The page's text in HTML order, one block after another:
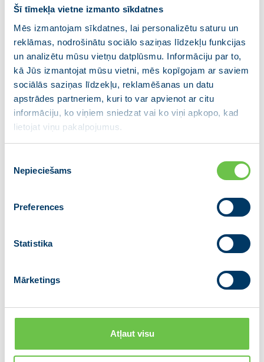
Šī tīmekļa vietne izmanto sīkdatnes
Mēs izmantojam sīkdatnes, lai personalizētu saturu un
reklāmas, nodrošinātu sociālo saziņas līdzekļu funkcijas
un analizētu mūsu vietņu datplūsmu. Informāciju par to,
kā Jūs izmantojat mūsu vietni, mēs kopīgojam ar saviem
sociālās saziņas līdzekļu, reklamēšanas un datu
apstrādes partneriem, kuri to var apvienot ar citu
informāciju, ko viņiem sniedzat vai ko viņi apkopo, kad
lietojat viņu pakalpojumus.
izvēle
Nepieciešams
Preferences
Statistika
Mārketings
Atļaut visu
Ministrija uzsvēra, ka turpinās darbs pie digitalizācijas
un līdz šā gada maijam nosūtījumi kļūs pilnībā
digitalizēti, bet rudenī tiks ieviests princips “viens
nosūtījums – viens pieraksts”. Digitalizācijas procesa
veicināšanai ambulatorajām iestādēm paredzēti
valsts atbalsta maksājumi, ja tās nodrošinās
savlaicīgu pāreju uz vienotiem e‑pakalpojumiem.
Sanāksmē atskatījās arī uz 2025. gadā īstenoto
nav vienreizējs pasākums, bet gan pakāpeniska
sistēmas modernizācija. Pagājušajā gadā vairākās
ārstniecības iestādēm, farmācijas uzņēmumiem un
reģistrācijas process, samazinot nepieciešamību
veikt klātienes pārbaudes situācijās, kur drošība un
atbilstība jau ir pierādīta. Tāpat atvieglotas prasības
zāļu iegādei ārstniecības iestādēm, kā arī vienkāršoti
farmācijas sektora regulējumi – no medikamentu
kompensācijas nosacījumu paplašināšanas līdz